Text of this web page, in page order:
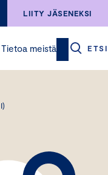
LIITY JÄSENEKSI
Tietoa meistä ETSI